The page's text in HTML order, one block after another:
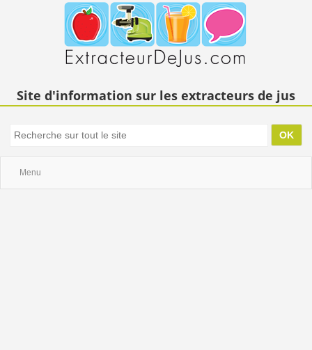
Site d'information sur les extracteurs de jus
Menu